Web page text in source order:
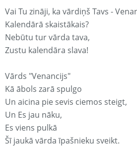
Vai Tu zināji, ka vārdiņš Tavs -
Kalendārā skaistākais?
Nebūtu tur vārda tava,
Zustu kalendāra slava!
Vārds "Venancijs"
Kā ābols zarā spulgo
Un aicina pie sevis ciemos steigt,
Un Es jau nāku,
Es viens pulkā
Šī jaukā vārda īpašnieku sveikt.